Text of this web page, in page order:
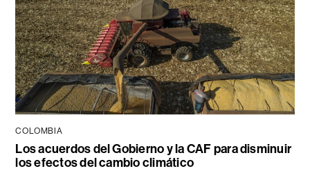
COLOMBIA
Los acuerdos del Gobierno y la CAF para disminuir
los efectos del cambio climático